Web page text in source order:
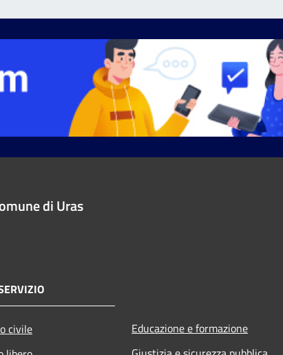
di Uras
civile
Educazione e formazione